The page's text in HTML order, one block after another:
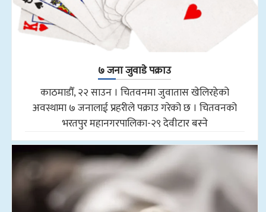
७ जना जुवाडे पक्राउ
काठमाडौँ, २२ साउन । चितवनमा जुवातास खेलिरहेको
अवस्थामा ७ जनालाई प्रहरीले पक्राउ गरेको छ । चितवनको
भरतपुर महानगरपालिका-२९ देवीटार बस्ने